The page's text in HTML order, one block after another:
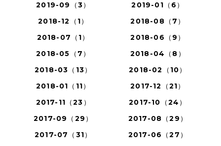
2019-09（3）
2019-01（6）
2018-12（1）
2018-08（7）
2018-07（1）
2018-06（9）
2018-05（7）
2018-04（8）
2018-03（13）
2018-02（10）
2018-01（11）
2017-12（21）
2017-11（23）
2017-10（24）
2017-09（29）
2017-08（29）
2017-07（31）
2017-06（27）